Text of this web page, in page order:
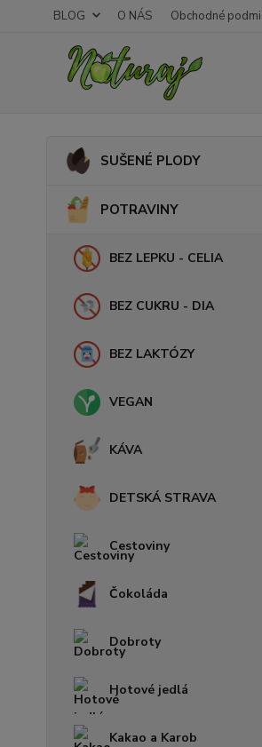
BLOG O NÁS Obchodné
SUŠENÉ PLODY
POTRAVINY
BEZ LEPKU - CELIA
BEZ CUKRU - DIA
BEZ LAKTÓZY
VEGAN
KÁVA
DETSKÁ STRAVA
Cestoviny
Čokoláda
Dobroty
Hotové jedlá
Kakao a Karob